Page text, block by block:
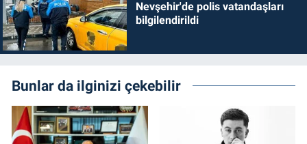
Nevşehir'de polis vatandaşları
bilgilendirildi
Bunlar da ilginizi çekebilir